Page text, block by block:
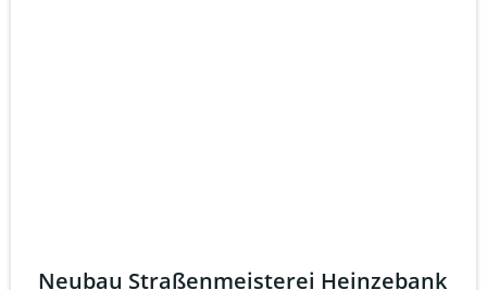
Neubau Straßenmeisterei Heinzebank